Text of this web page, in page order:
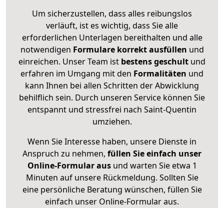
Um sicherzustellen, dass alles reibungslos
verläuft, ist es wichtig, dass Sie alle
erforderlichen Unterlagen bereithalten und alle
notwendigen Formulare korrekt ausfüllen und
einreichen. Unser Team ist bestens geschult und
erfahren im Umgang mit den Formalitäten und
kann Ihnen bei allen Schritten der Abwicklung
behilflich sein. Durch unseren Service können Sie
entspannt und stressfrei nach Saint-Quentin
umziehen.
Wenn Sie Interesse haben, unsere Dienste in
Anspruch zu nehmen, füllen Sie einfach unser
Online-Formular ausund warten Sie etwa 1
Minuten auf unsere Rückmeldung. Sollten Sie
eine persönliche Beratung wünschen, füllen Sie
einfach unser Online-Formular aus.